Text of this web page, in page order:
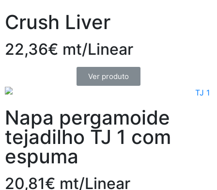
Crush Liver
22,36€ mt/Linear
Ver produto
Napa pergamoide
tejadilho TJ 1 com
espuma
20,81€ mt/Linear